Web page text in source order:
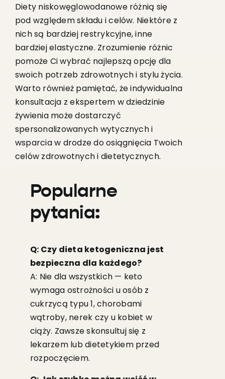
Diety niskowęglowodanowe różnią się
pod względem składu i celów. Niektóre z
nich są bardziej restrykcyjne, inne
bardziej elastyczne. Zrozumienie różnic
pomoże Ci wybrać najlepszą opcję dla
swoich potrzeb zdrowotnych i stylu życia.
Warto również pamiętać, że indywidualna
konsultacja z ekspertem w dziedzinie
żywienia może dostarczyć
spersonalizowanych wytycznych i
wsparcia w drodze do osiągnięcia Twoich
celów zdrowotnych i dietetycznych.
Popularne
pytania:
Q: Czy dieta ketogeniczna jest
bezpieczna dla każdego?
A: Nie dla wszystkich — keto
wymaga ostrożności u osób z
cukrzycą typu 1, chorobami
wątroby, nerek czy u kobiet w
ciąży. Zawsze skonsultuj się z
lekarzem lub dietetykiem przed
rozpoczęciem.